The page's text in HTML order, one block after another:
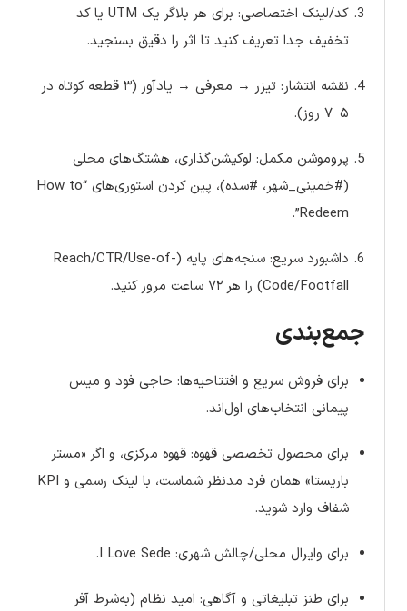
کد/لینک اختصاصی: برای هر بلاگر یک UTM یا کد
تخفیف جدا تعریف کنید تا اثر را دقیق بسنجید.
نقشه انتشار: تیزر → معرفی → یادآور (۳ قطعه کوتاه در
۵–۷ روز).
پروموشن مکمل: لوکیشن‌گذاری، هشتگ‌های محلی
(#خمینی_شهر، #سده)، پین کردن استوری‌های “How to
Redeem”.
داشبورد سریع: سنجه‌های پایه (Reach/CTR/Use-of-
Code/Footfall) را هر ۷۲ ساعت مرور کنید.
جمع‌بندی
برای فروش سریع و افتتاحیه‌ها: حاجی فود و میس
پیمانی انتخاب‌های اول‌اند.
برای محصول تخصصی قهوه: قهوه مرکزی، و اگر «مستر
باریستا» همان فرد مدنظر شماست، با لینک رسمی و KPI
شفاف وارد شوید.
برای وایرال محلی/چالش شهری: I Love Sede.
برای طنز تبلیغاتی و آگاهی: امید نظام (به‌شرط آفر